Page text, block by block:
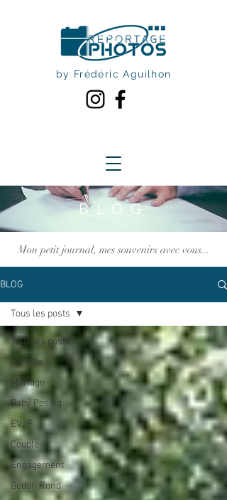
by Frédéric Aguilhon
BLOG
Mon petit journal, mes souvenirs avec vous...
BLOG
Tous les posts
Famille
Mariage
Baby Posing
EVJF
Couple
Engagement
Bedon Rond
Tous les posts